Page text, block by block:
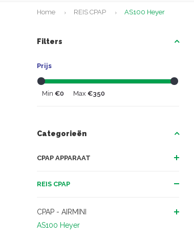
Home REIS CPAP AS100 Heyer
Filters
Prijs
Min €0 Max €350
Categorieën
CPAP APPARAAT
REIS CPAP
CPAP - AIRMINI
AS100 Heyer